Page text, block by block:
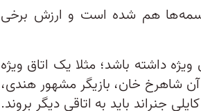
هم شده است و ارزش برخی
داشته باشد؛ مثلا یک اتاق ویژه
شاهرخ خان، بازیگر مشهور هندی،
جنراند باید به اتاقی دیگر بروند.